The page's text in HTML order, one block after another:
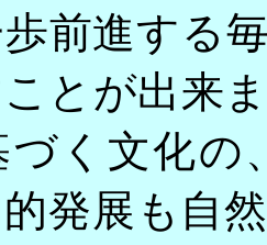
前進する
とが出来
づく文化
発展も自